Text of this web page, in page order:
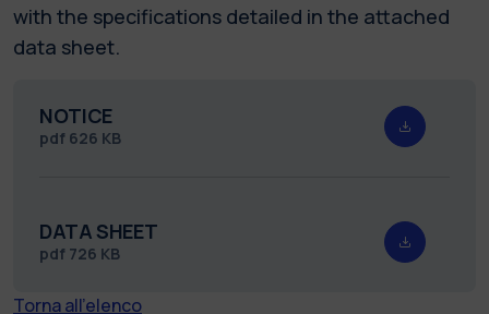
with the specifications detailed in the attached
data sheet.
NOTICE
pdf 626 KB
DATA SHEET
pdf 726 KB
Torna all'elenco